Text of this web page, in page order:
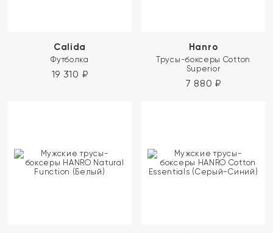
Calida
Футболка
19 310 ₽
Hanro
Трусы-боксеры Cotton
Superior
7 880 ₽